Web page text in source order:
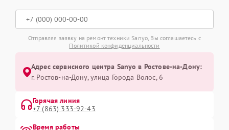
Отправляя заявку на ремонт техники Sanyo, Вы соглашаетесь с
Политикой конфиденциальности
Адрес сервисного центра Sanyo в Ростове-на-Дону:
г. Ростов-на-Дону, улица Города Волос, 6
Горячая линия
+7 (863) 333-92-43
Время работы